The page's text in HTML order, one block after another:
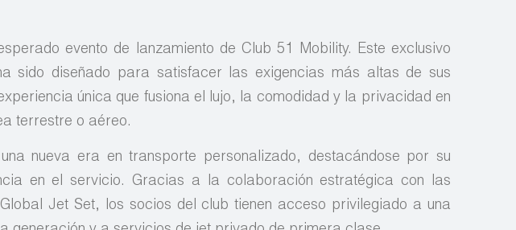
evento de lanzamiento de Club 51 Mobility. Este exclusivo
sido diseñado para satisfacer las exigencias más altas de sus
única que fusiona el lujo, la comodidad y la privacidad en
terrestre o aéreo.
nueva era en transporte personalizado, destacándose por su
en el servicio. Gracias a la colaboración estratégica con las
Jet Set, los socios del club tienen acceso privilegiado a una